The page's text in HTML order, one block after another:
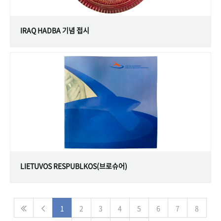
IRAQ HADBA 기념 접시
LIETUVOS RESPUBLKOS(브로슈어)
1 2 3 4 5 6 7 8